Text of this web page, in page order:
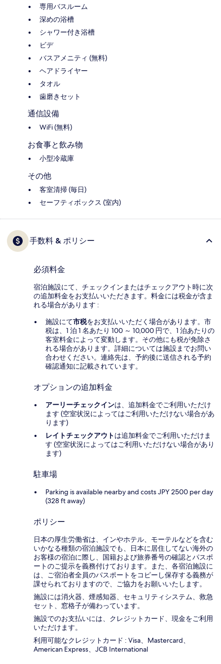
専用バスルーム
深めの浴槽
シャワー付き浴槽
ビデ
バスアメニティ (無料)
ヘアドライヤー
タオル
歯磨きセット
通信設備
WiFi (無料)
お食事と飲み物
小型冷蔵庫
その他
客室清掃 (毎日)
セーフティボックス (室内)
手数料 & ポリシー
必須料金
宿泊施設にて、チェックインまたはチェックアウト時に次
の追加料金をお支払いいただきます。料金には税金が含ま
れる場合があります :
施設にて市税をお支払いいただく場合があります。市
税は、1 泊 1 名あたり 100 ～ 10,000 円で、1 泊あたりの
客室料金によって変動します。その他にも税が免除さ
れる場合があります。詳細については施設までお問い
合わせください。連絡先は、予約後に送信される予約
確認通知に記載されています。
オプションの追加料金
アーリーチェックインは、追加料金でご利用いただけ
ます (空室状況によってはご利用いただけない場合があ
ります)
レイトチェックアウトは追加料金でご利用いただけま
す (空室状況によってはご利用いただけない場合があり
ます)
駐車場
Parking is available nearby and costs JPY 2500 per day
(328 ft away)
ポリシー
日本の厚生労働省は、インやホテル、モーテルなどを含む
いかなる種類の宿泊施設でも、日本に​居住してない海外の
お客様の宿泊に際し、国籍および旅券番号の確認とパスポ
ートのご提示を義務付け​ております。また、各宿泊施設に
は、ご宿泊者全員のパスポートをコピーし保存する義務が
課せられておりますの​で、ご協力をお願いいたします。
施設には消火器、煙感知器、セキュリティシステム、救急
セット、窓格子が備わっています。
施設でのお支払いには、クレジットカード、現金をご利用
いただけます。
利用可能なクレジットカード : Visa、Mastercard、
American Express、JCB International